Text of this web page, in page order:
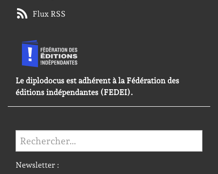
Flux RSS
Le diplodocus est adhérent à la Fédération des
éditions indépendantes (FEDEI).
Rechercher :
Newsletter :